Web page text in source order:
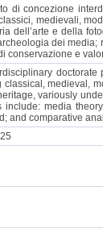
di concezione
medievali,
dell’arte e della
dei media;
conservazione e
classical, medieval,
variously
include: media
and comparative